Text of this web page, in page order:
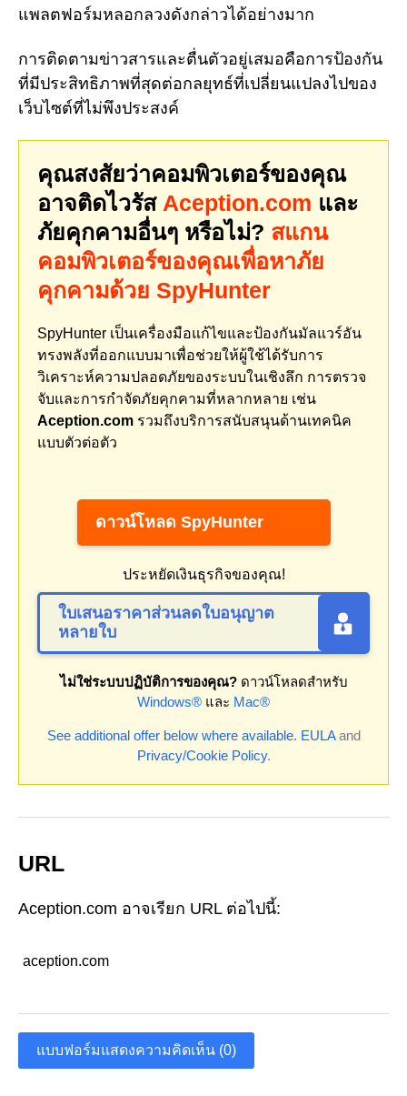
แพลตฟอร์มหลอกลวงดังกล่าวได้อย่างมาก
การติดตามข่าวสารและตื่นตัวอยู่เสมอคือการป้องกัน
ที่มีประสิทธิภาพที่สุดต่อกลยุทธ์ที่เปลี่ยนแปลงไปของ
เว็บไซต์ที่ไม่พึงประสงค์
คุณสงสัยว่าคอมพิวเตอร์ของคุณ
อาจติดไวรัส Aception.com และ
ภัยคุกคามอื่นๆ หรือไม่? สแกน
คอมพิวเตอร์ของคุณเพื่อหาภัย
คุกคามด้วย SpyHunter
SpyHunter เป็นเครื่องมือแก้ไขและป้องกันมัลแวร์อัน
ทรงพลังที่ออกแบบมาเพื่อช่วยให้ผู้ใช้ได้รับการ
วิเคราะห์ความปลอดภัยของระบบในเชิงลึก การตรวจ
จับและการกำจัดภัยคุกคามที่หลากหลาย เช่น
Aception.com รวมถึงบริการสนับสนุนด้านเทคนิค
แบบตัวต่อตัว
ดาวน์โหลด SpyHunter
ประหยัดเงินธุรกิจของคุณ!
ใบเสนอราคาส่วนลดใบอนุญาต
หลายใบ
ไม่ใช่ระบบปฏิบัติการของคุณ?ดาวน์โหลดสำหรับ
Windows® และ Mac®
See additional offer below where available. EULAand
Privacy/Cookie Policy.
URL
Aception.com อาจเรียก URL ต่อไปนี้:
aception.com
แบบฟอร์มแสดงความคิดเห็น (0)